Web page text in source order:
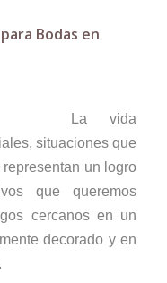
Bodas en
La vida
situaciones que
un logro
que queremos
cercanos en un
decorado y en